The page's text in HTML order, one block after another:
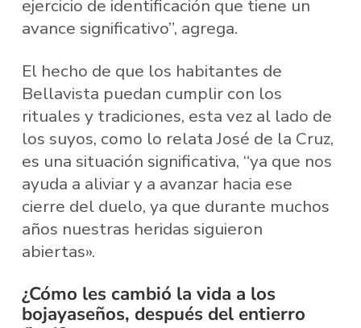
ejercicio de identificación que tiene un
avance significativo”, agrega.
El hecho de que los habitantes de
Bellavista puedan cumplir con los
rituales y tradiciones, esta vez al lado de
los suyos, como lo relata José de la Cruz,
es una situación significativa, “ya que nos
ayuda a aliviar y a avanzar hacia ese
cierre del duelo, ya que durante muchos
años nuestras heridas siguieron
abiertas».
¿Cómo les cambió la vida a los
bojayaseños, después del entierro